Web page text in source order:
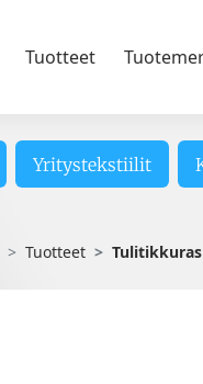
Tuotteet
Yritystekstiilit
Tuotteet